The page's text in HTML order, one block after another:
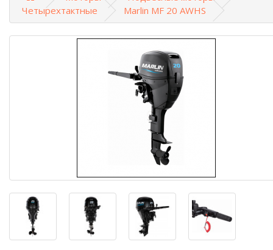
Четырехтактные
Marlin MF 20 AWHS